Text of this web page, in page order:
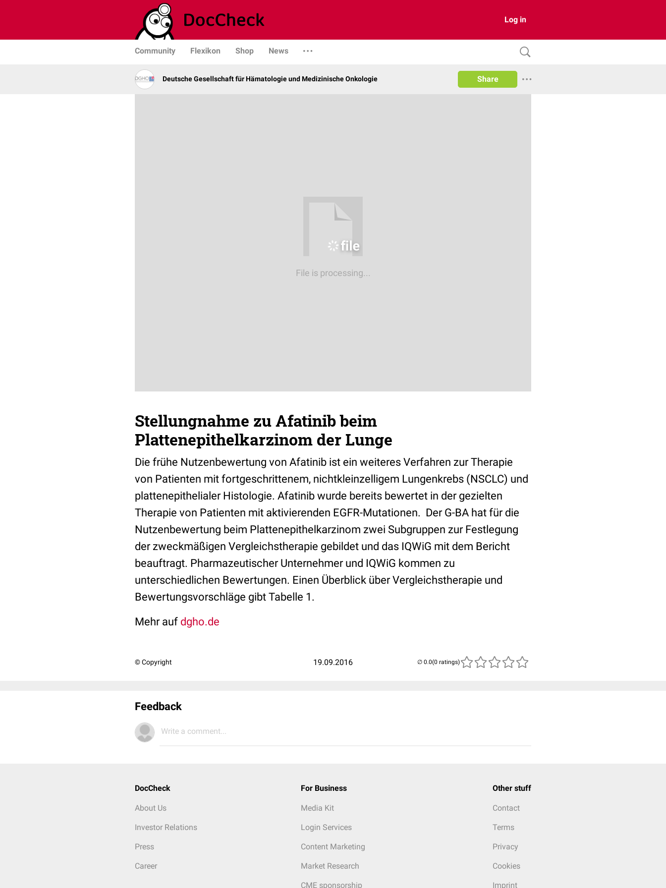
Log in
Community Flexikon Shop News
Deutsche Gesellschaft für Hämatologie und Medizinische Onkologie Share
File is processing...
Stellungnahme zu Afatinib beim
Plattenepithelkarzinom der Lunge
Die frühe Nutzenbewertung von Afatinib ist ein weiteres Verfahren zur Therapie
von Patienten mit fortgeschrittenem, nichtkleinzelligem Lungenkrebs (NSCLC) und
plattenepithelialer Histologie. Afatinib wurde bereits bewertet in der gezielten
Therapie von Patienten mit aktivierenden EGFR-Mutationen. Der G-BA hat für die
Nutzenbewertung beim Plattenepithelkarzinom zwei Subgruppen zur Festlegung
der zweckmäßigen Vergleichstherapie gebildet und das IQWiG mit dem Bericht
beauftragt. Pharmazeutischer Unternehmer und IQWiG kommen zu
unterschiedlichen Bewertungen. Einen Überblick über Vergleichstherapie und
Bewertungsvorschläge gibt Tabelle 1.
Mehr auf dgho.de
© Copyright 19.09.2016 (0 ratings)
Feedback
Write a comment...
DocCheck
About Us
Investor Relations
Press
Career
For Business
Media Kit
Login Services
Content Marketing
Market Research
CME sponsorship
Other stuff
Contact
Terms
Privacy
Cookies
Imprint